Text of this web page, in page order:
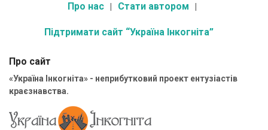
Про нас Стати автором
Підтримати сайт “Україна Інкогніта”
Про сайт
«Україна Інкогніта» - неприбутковий проект ентузіастів
краєзнавства.